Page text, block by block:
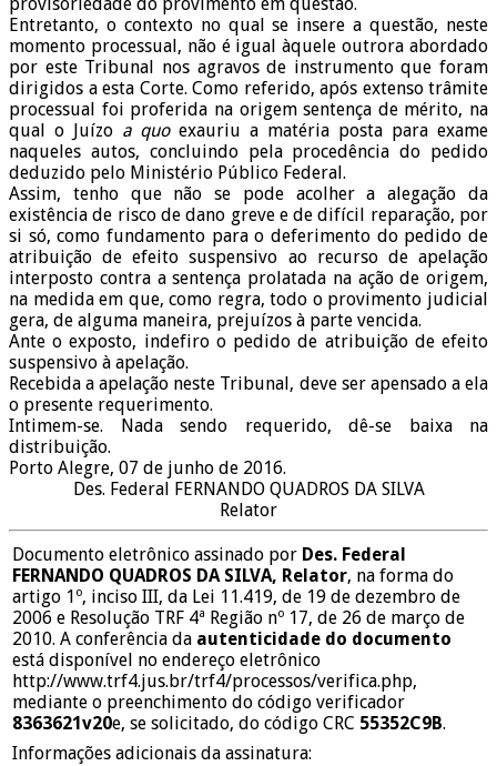
provisoriedade do provimento em questão.
Entretanto, o contexto no qual se insere a questão, neste
momento processual, não é igual àquele outrora abordado
por este Tribunal nos agravos de instrumento que foram
dirigidos a esta Corte. Como referido, após extenso trâmite
processual foi proferida na origem sentença de mérito, na
qual o Juízo a quoexauriu a matéria posta para exame
naqueles autos, concluindo pela procedência do pedido
deduzido pelo Ministério Público Federal.
Assim, tenho que não se pode acolher a alegação da
existência de risco de dano greve e de difícil reparação, por
si só, como fundamento para o deferimento do pedido de
atribuição de efeito suspensivo ao recurso de apelação
interposto contra a sentença prolatada na ação de origem,
na medida em que, como regra, todo o provimento judicial
gera, de alguma maneira, prejuízos à parte vencida.
Ante o exposto, indefiro o pedido de atribuição de efeito
suspensivo à apelação.
Recebida a apelação neste Tribunal, deve ser apensado a ela
o presente requerimento.
Intimem-se. Nada sendo requerido, dê-se baixa na
distribuição.
Porto Alegre, 07 de junho de 2016.
Des. Federal FERNANDO QUADROS DA SILVA
Relator
Documento eletrônico assinado por Des. Federal
FERNANDO QUADROS DA SILVA, Relator, na forma do
artigo 1º, inciso III, da Lei 11.419, de 19 de dezembro de
2006 e Resolução TRF 4ª Região nº 17, de 26 de março de
2010. A conferência da autenticidade do documento
está disponível no endereço eletrônico
http://www.trf4.jus.br/trf4/processos/verifica.php,
mediante o preenchimento do código verificador
8363621v20e, se solicitado, do código CRC 55352C9B.
Informações adicionais da assinatura: